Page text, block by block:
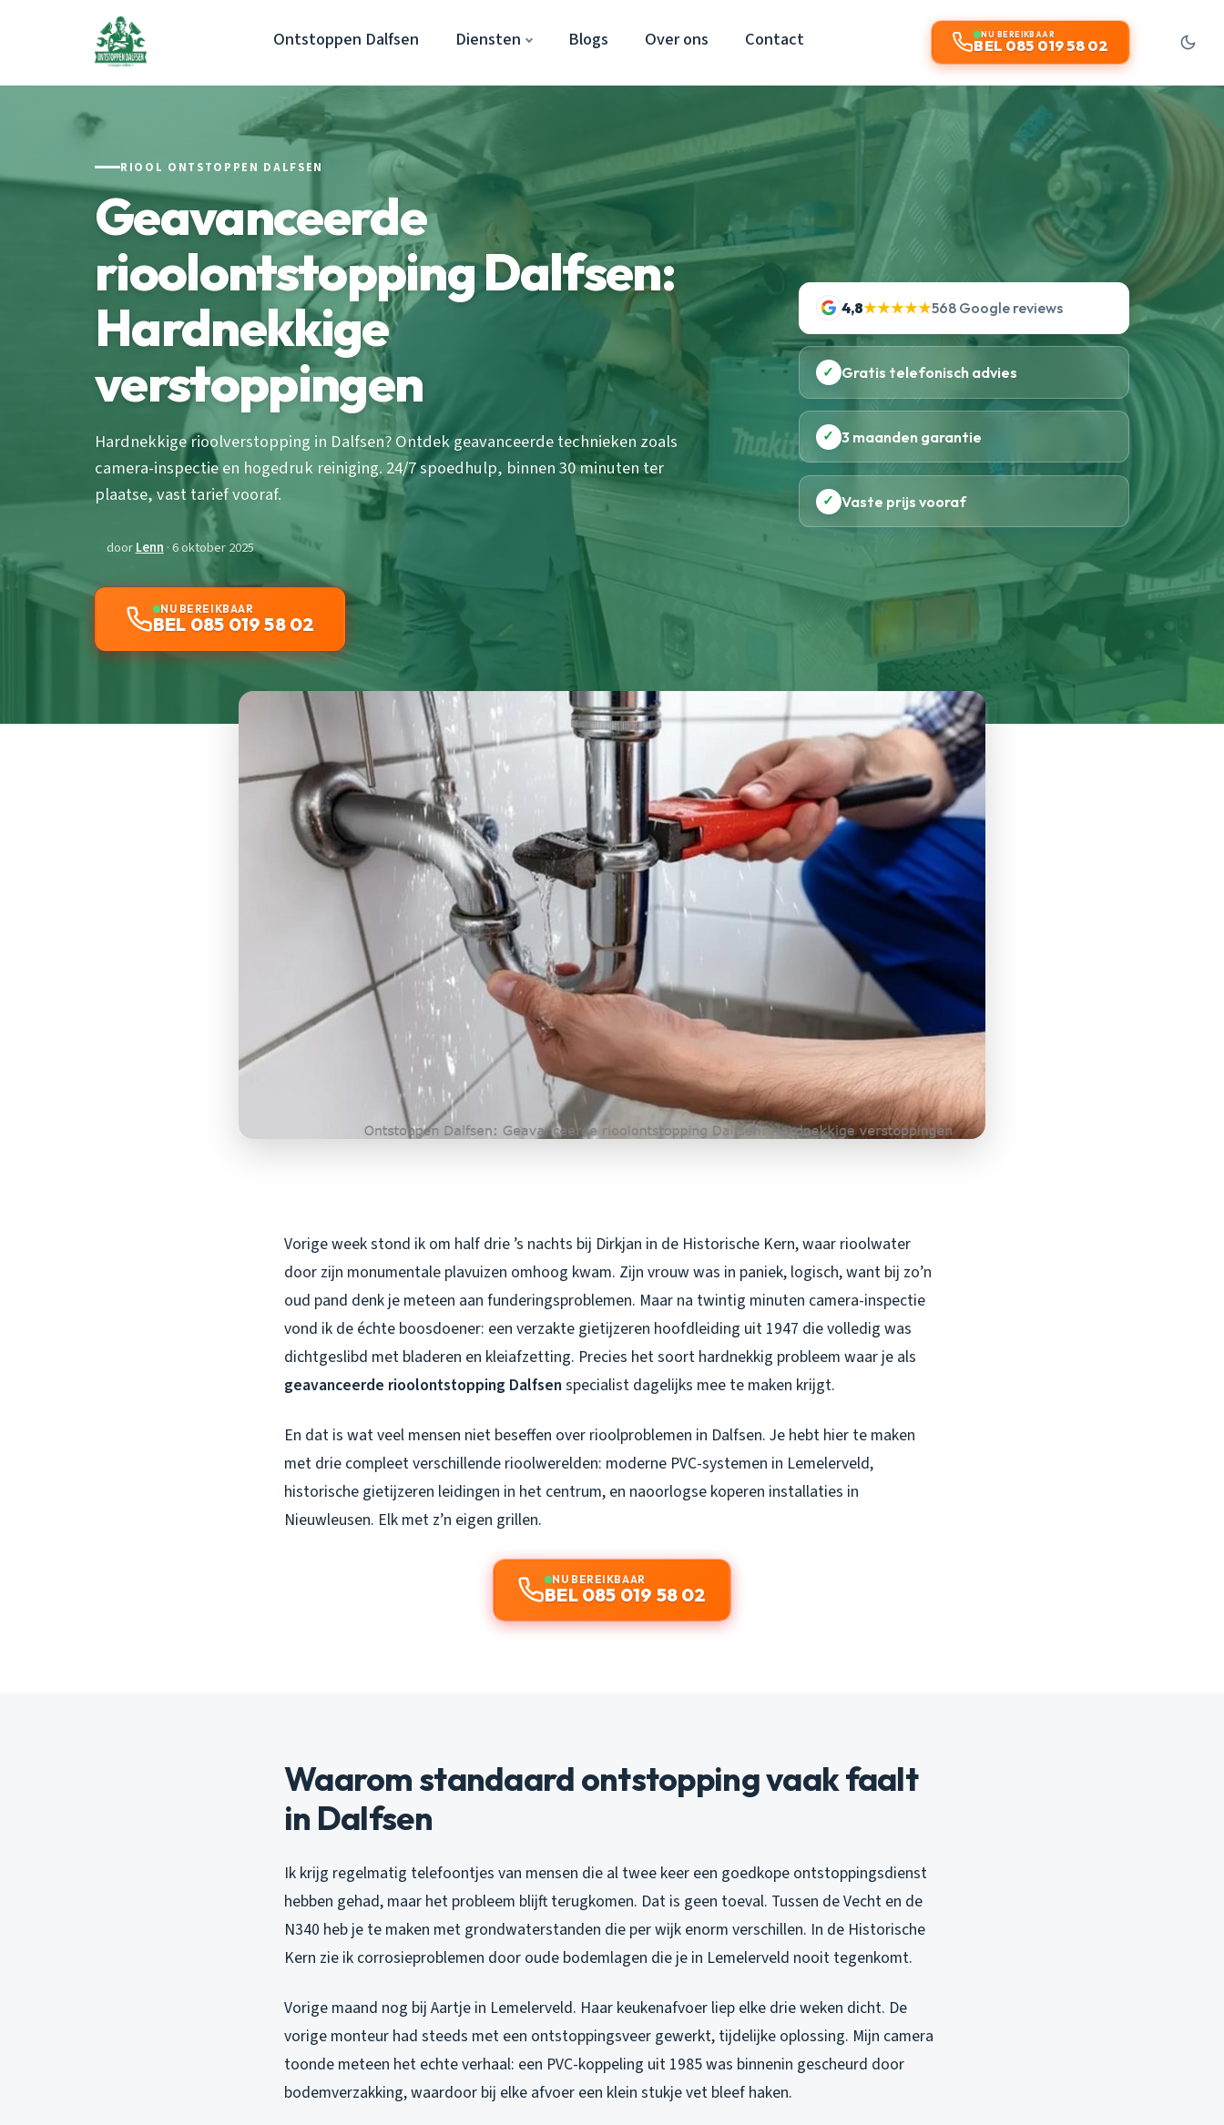
Ontstoppen Dalfsen Diensten Blogs Over ons Contact NU BEREIKBAAR
BEL 085 019 58 02
RIOOL ONTSTOPPEN DALFSEN
Geavanceerde
rioolontstopping Dalfsen:
Hardnekkige
verstoppingen
Hardnekkige rioolverstopping in Dalfsen? Ontdek geavanceerde technieken zoals
camera-inspectie en hogedruk reiniging. 24/7 spoedhulp, binnen 30 minuten ter
plaatse, vast tarief vooraf.
doorLenn · 6 oktober 2025
NU BEREIKBAAR
BEL 085 019 58 02
4,8★★★★★568 Google reviews
✓ Gratis telefonisch advies
✓ 3 maanden garantie
✓ Vaste prijs vooraf
Vorige week stond ik om half drie ’s nachts bij Dirkjan in de Historische Kern, waar rioolwater
door zijn monumentale plavuizen omhoog kwam. Zijn vrouw was in paniek, logisch, want bij zo’n
oud pand denk je meteen aan funderingsproblemen. Maar na twintig minuten camera-inspectie
vond ik de échte boosdoener: een verzakte gietijzeren hoofdleiding uit 1947 die volledig was
dichtgeslibd met bladeren en kleiafzetting. Precies het soort hardnekkig probleem waar je als
geavanceerde rioolontstopping Dalfsen specialist dagelijks mee te maken krijgt.
En dat is wat veel mensen niet beseffen over rioolproblemen in Dalfsen. Je hebt hier te maken
met drie compleet verschillende rioolwerelden: moderne PVC-systemen in Lemelerveld,
historische gietijzeren leidingen in het centrum, en naoorlogse koperen installaties in
Nieuwleusen. Elk met z’n eigen grillen.
NU BEREIKBAAR
BEL 085 019 58 02
Waarom standaard ontstopping vaak faalt
in Dalfsen
Ik krijg regelmatig telefoontjes van mensen die al twee keer een goedkope ontstoppingsdienst
hebben gehad, maar het probleem blijft terugkomen. Dat is geen toeval. Tussen de Vecht en de
N340 heb je te maken met grondwaterstanden die per wijk enorm verschillen. In de Historische
Kern zie ik corrosieproblemen door oude bodemlagen die je in Lemelerveld nooit tegenkomt.
Vorige maand nog bij Aartje in Lemelerveld. Haar keukenafvoer liep elke drie weken dicht. De
vorige monteur had steeds met een ontstoppingsveer gewerkt, tijdelijke oplossing. Mijn camera
toonde meteen het echte verhaal: een PVC-koppeling uit 1985 was binnenin gescheurd door
bodemverzakking, waardoor bij elke afvoer een klein stukje vet bleef haken.